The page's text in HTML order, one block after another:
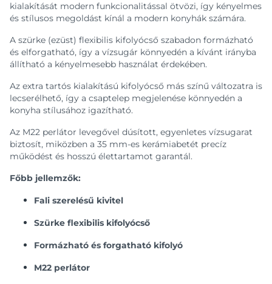
kialakítását modern funkcionalitással ötvözi, így kényelmes
és stílusos megoldást kínál a modern konyhák számára.
A szürke (ezüst) flexibilis kifolyócső szabadon formázható
és elforgatható, így a vízsugár könnyedén a kívánt irányba
állítható a kényelmesebb használat érdekében.
Az extra tartós kialakítású kifolyócső más színű változatra is
lecserélhető, így a csaptelep megjelenése könnyedén a
konyha stílusához igazítható.
Az M22 perlátor levegővel dúsított, egyenletes vízsugarat
biztosít, miközben a 35 mm-es kerámiabetét precíz
működést és hosszú élettartamot garantál.
Főbb jellemzők:
Fali szerelésű kivitel
Szürke flexibilis kifolyócső
Formázható és forgatható kifolyó
M22 perlátor